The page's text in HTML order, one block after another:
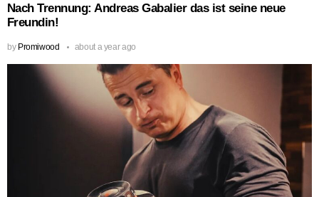
Nach Trennung: Andreas Gabalier das ist seine neue
Freundin!
by Promiwood about a year ago